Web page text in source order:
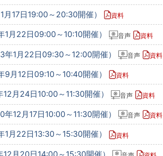
月17日19:00～20:30開催） 資料
1月22日09:00～10:10開催） 音声 資料
年1月22日09:30～12:00開催） 音声 資料
月12日09:10～10:40開催） 資料
月24日10:00～11:30開催） 音声 資料
12月17日10:00～11:30開催） 音声 資料
月22日13:30～15:30開催） 資料
月20日14:00～15:30開催）